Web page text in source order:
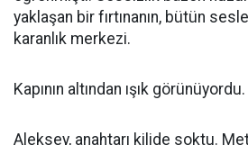
yaklaşan bir fırtınanın, bütün
karanlık merkezi.
Kapının altından ışık görünüyordu.
Aleksey, anahtarı kilide soktu.